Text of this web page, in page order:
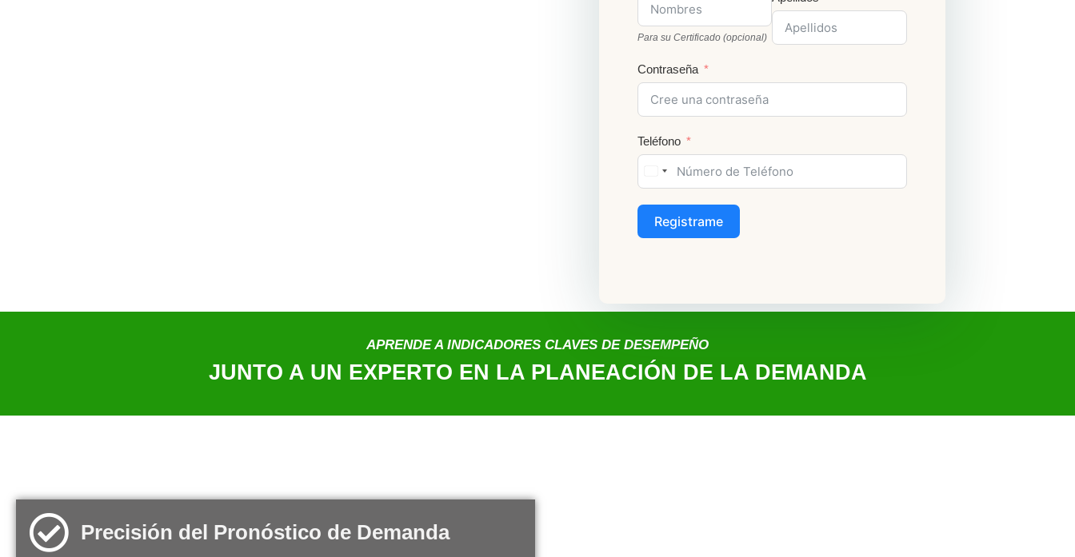
Para su Certificado (opcional)
Contraseña
Teléfono
Registrame
APRENDE A INDICADORES CLAVES DE DESEMPEÑO
JUNTO A UN EXPERTO EN LA PLANEACIÓN DE LA DEMANDA
Precisión del Pronóstico de Demanda